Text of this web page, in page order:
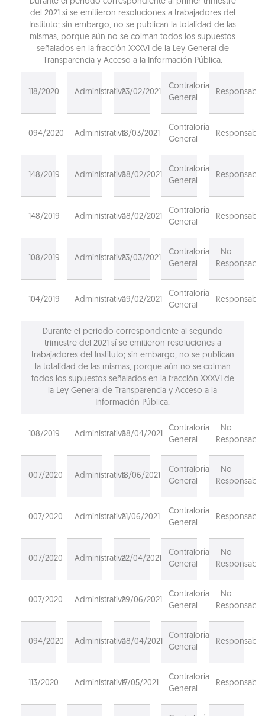
del 2021 sí se emitieron resoluciones a trabajadores del
Instituto; sin embargo, no se publican la totalidad de las
mismas, porque aún no se colman todos los supuestos
señalados en la fracción XXXVI de la Ley General de
Transparencia y Acceso a la Información Pública.
118/2020 Administrativa23/02/2021
Contraloría
General
Responsable
094/2020 Administrativa18/03/2021
Contraloría
General
Responsable
148/2019 Administrativa08/02/2021
Contraloría
General
Responsable
148/2019 Administrativa08/02/2021
Contraloría
General
Responsable
108/2019 Administrativa23/03/2021
Contraloría
General
No
Responsable
104/2019 Administrativa09/02/2021
Contraloría
General
Responsable
Durante el periodo correspondiente al segundo
trimestre del 2021 sí se emitieron resoluciones a
trabajadores del Instituto; sin embargo, no se publican
la totalidad de las mismas, porque aún no se colman
todos los supuestos señalados en la fracción XXXVI de
la Ley General de Transparencia y Acceso a la
Información Pública.
108/2019 Administrativa08/04/2021
Contraloría
General
No
Responsable
007/2020 Administrativa18/06/2021
Contraloría
General
No
Responsable
007/2020 Administrativa21/06/2021
Contraloría
General
Responsable
007/2020 Administrativa22/04/2021
Contraloría
General
No
Responsable
007/2020 Administrativa29/06/2021
Contraloría
General
No
Responsable
094/2020 Administrativa08/04/2021
Contraloría
General
Responsable
113/2020 Administrativa17/05/2021
Contraloría
General
Responsable